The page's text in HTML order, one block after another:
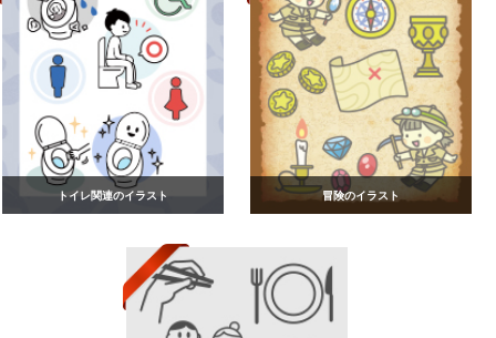
トイレ関連のイラスト 冒険のイラスト